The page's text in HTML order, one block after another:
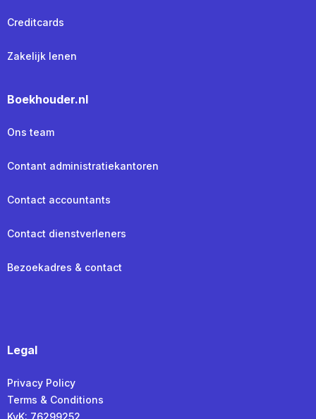
Creditcards
Zakelijk lenen
Boekhouder.nl
Ons team
Contant administratiekantoren
Contact accountants
Contact dienstverleners
Bezoekadres & contact
Legal
Privacy Policy
Terms & Conditions
KvK: 76299252